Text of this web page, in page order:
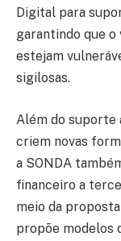
Digital para
garantindo que o
estejam
sigilosas.
Além do suporte
criem novas
a SONDA
financeiro a
meio da
propõe modelos